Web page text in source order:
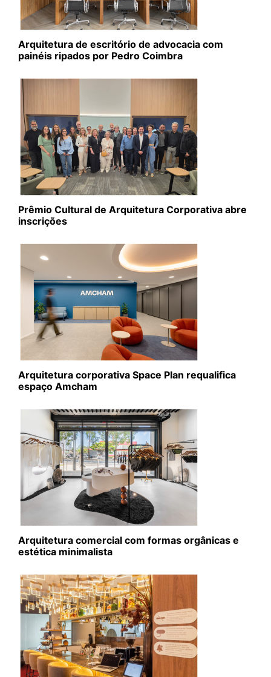
Arquitetura de escritório de advocacia com
painéis ripados por Pedro Coimbra
Prêmio Cultural de Arquitetura Corporativa abre
inscrições
Arquitetura corporativa Space Plan requalifica
espaço Amcham
Arquitetura comercial com formas orgânicas e
estética minimalista